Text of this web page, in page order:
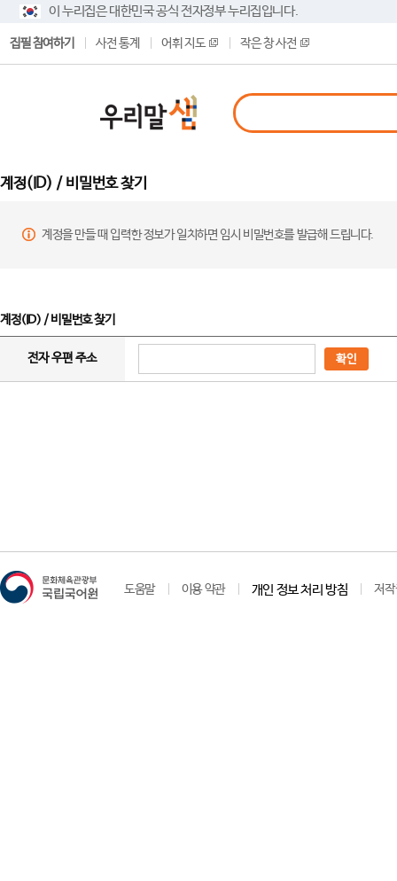
이 누리집은 대한민국 공식 전자정부 누리집입니다.
집필 참여하기 사전 통계 어휘 지도 작은 창 사전
계정(ID) / 비밀번호 찾기
계정을 만들 때 입력한 정보가 일치하면 임시 비밀번호를 발급해 드립니다.
계정(ID) / 비밀번호 찾기
전자 우편 주소 확인
도움말 이용 약관 개인 정보 처리 방침 저